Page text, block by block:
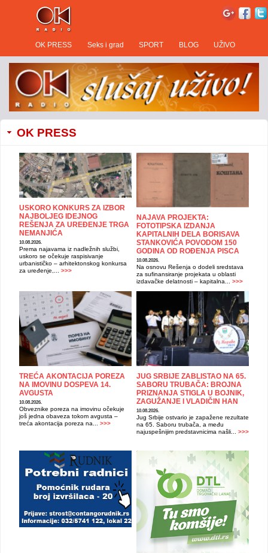
OK PRESS Seks i grad SPORT BLOG UŽIVO
OK PRESS
USKORO KONKURS ZA IZBOR
NAJBOLJEG IDEJNOG
REŠENJA ZA UREĐENJE TRGA
NEMANJIĆA
10.08.2026.
Prema najavama iz nadležnih službi,
uskoro se očekuje raspisivanje
urbanističko – arhitektonskog konkursa
za uređenje,... >>>
NAJAVA PROJEKTA:
FOTOTIPSKA IZDANJA
KAPITALNIH DELA BORISAVA
STANKOVIĆA POVODOM 150
GODINA OD ROĐENJA PISCA
10.08.2026.
Na osnovu Rešenja o dodeli sredstava
za sufinansiranje projekata u oblasti
izdavačke delatnosti – kapitalna... >>>
TREĆA AKONTACIJA POREZA
NA IMOVINU DOSPEVA 14.
AVGUSTA
10.08.2026.
Obveznike poreza na imovinu očekuje
još jedna obaveza tokom avgusta –
treća akontacija poreza na... >>>
JUG SRBIJE ZABLISTAO NA 65.
SABORU TRUBAČA: BROJNA
PRIZNANJA STIGLA U BOJNIK,
ZAGUŽANJE I VLADIČIN HAN
10.08.2026.
Jug Srbije ostvario je zapažene rezultate
na 65. Saboru trubača, a među
najuspešnijim predstavnicima našli... >>>